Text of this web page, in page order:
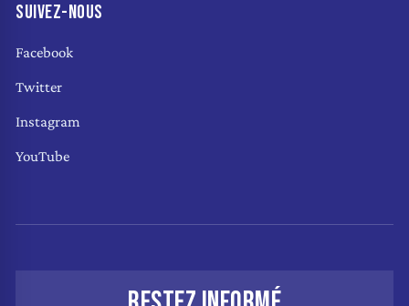
SUIVEZ-NOUS
Facebook
Twitter
Instagram
YouTube